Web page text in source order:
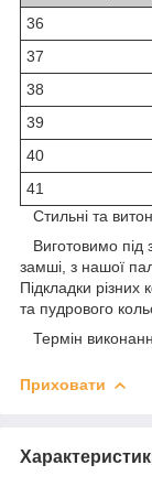
36
37
38
39
40
41
Стильні та
Виготовимо під
замші, з нашої
Підкладки різних
та пудрового
Термін
Приховати